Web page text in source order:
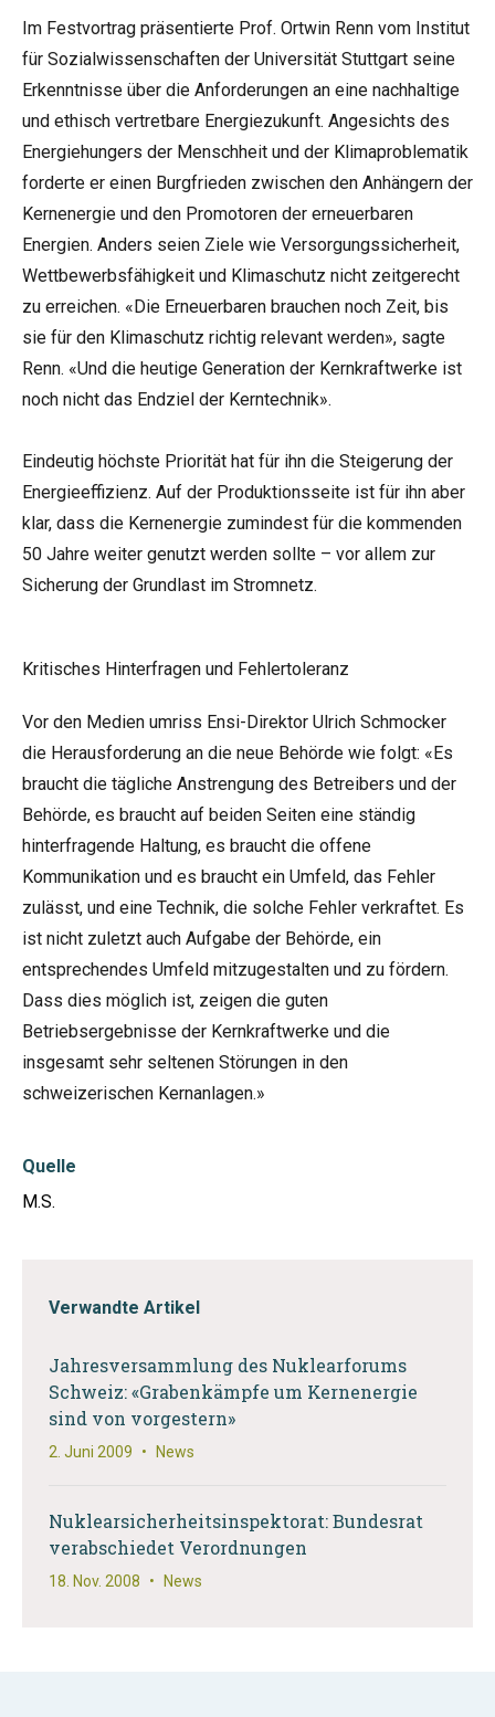
Im Festvortrag präsentierte Prof. Ortwin Renn vom Institut
für Sozialwissenschaften der Universität Stuttgart seine
Erkenntnisse über die Anforderungen an eine nachhaltige
und ethisch vertretbare Energiezukunft. Angesichts des
Energiehungers der Menschheit und der Klimaproblematik
forderte er einen Burgfrieden zwischen den Anhängern der
Kernenergie und den Promotoren der erneuerbaren
Energien. Anders seien Ziele wie Versorgungssicherheit,
Wettbewerbsfähigkeit und Klimaschutz nicht zeitgerecht
zu erreichen. «Die Erneuerbaren brauchen noch Zeit, bis
sie für den Klimaschutz richtig relevant werden», sagte
Renn. «Und die heutige Generation der Kernkraftwerke ist
noch nicht das Endziel der Kerntechnik».
Eindeutig höchste Priorität hat für ihn die Steigerung der
Energieeffizienz. Auf der Produktionsseite ist für ihn aber
klar, dass die Kernenergie zumindest für die kommenden
50 Jahre weiter genutzt werden sollte – vor allem zur
Sicherung der Grundlast im Stromnetz.
Kritisches Hinterfragen und Fehlertoleranz
Vor den Medien umriss Ensi-Direktor Ulrich Schmocker
die Herausforderung an die neue Behörde wie folgt: «Es
braucht die tägliche Anstrengung des Betreibers und der
Behörde, es braucht auf beiden Seiten eine ständig
hinterfragende Haltung, es braucht die offene
Kommunikation und es braucht ein Umfeld, das Fehler
zulässt, und eine Technik, die solche Fehler verkraftet. Es
ist nicht zuletzt auch Aufgabe der Behörde, ein
entsprechendes Umfeld mitzugestalten und zu fördern.
Dass dies möglich ist, zeigen die guten
Betriebsergebnisse der Kernkraftwerke und die
insgesamt sehr seltenen Störungen in den
schweizerischen Kernanlagen.»
Quelle
M.S.
Verwandte Artikel
Jahresversammlung des Nuklearforums
Schweiz: «Grabenkämpfe um Kernenergie
sind von vorgestern»
2. Juni 2009 • News
Nuklearsicherheitsinspektorat: Bundesrat
verabschiedet Verordnungen
18. Nov. 2008 • News